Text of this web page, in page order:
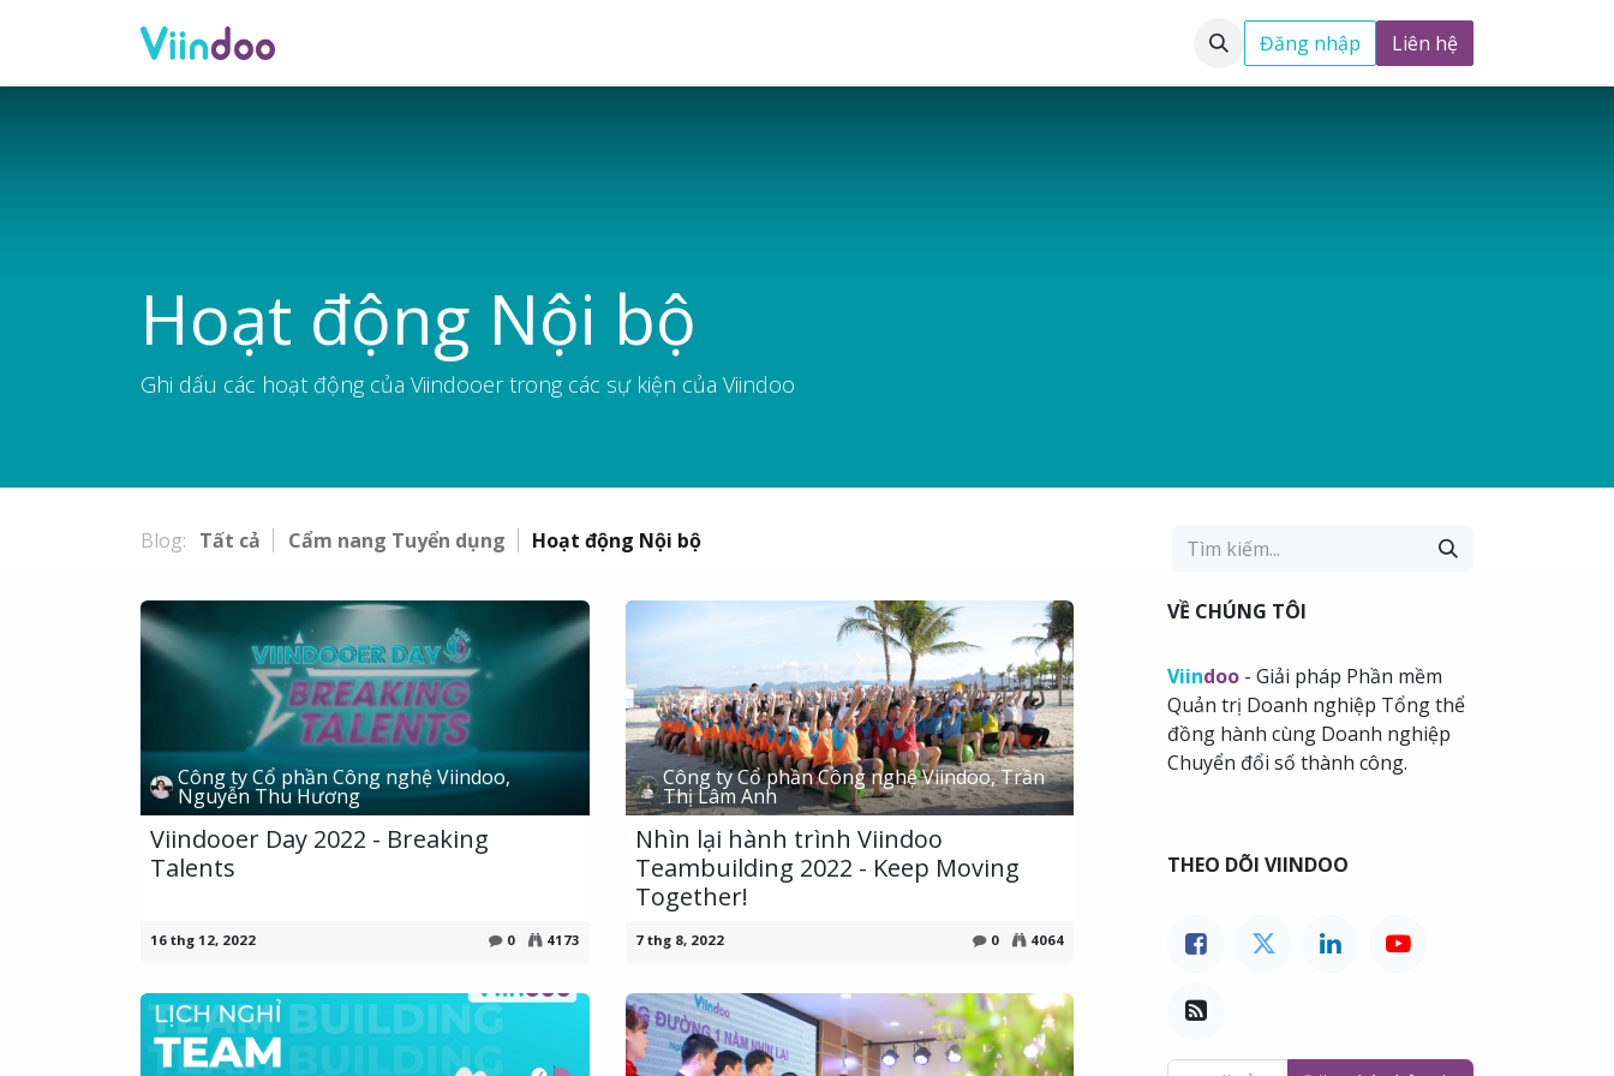
Đăng nhập Liên hệ
Hoạt động Nội bộ
Ghi dấu các hoạt động của Viindooer trong các sự kiện của Viindoo
Blog: Tất cả Cẩm nang Tuyển dụng Hoạt động Nội bộ
Công ty Cổ phần Công nghệ Viindoo,
Nguyễn Thu Hương
Viindooer Day 2022 - Breaking
Talents
16 thg 12, 2022 0 4173
Công ty Cổ phần Công nghệ Viindoo, Trần
Thị Lâm Anh
Nhìn lại hành trình Viindoo
Teambuilding 2022 - Keep Moving
Together!
7 thg 8, 2022 0 4064
VỀ CHÚNG TÔI
Viindoo - Giải pháp Phần mềm
Quản trị Doanh nghiệp Tổng thể
đồng hành cùng Doanh nghiệp
Chuyển đổi số thành công.
THEO DÕI VIINDOO